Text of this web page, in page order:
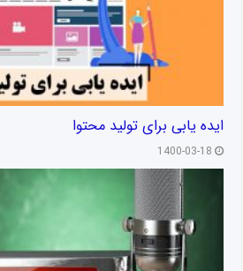
ایده یابی برای تولید محتوا
1400-03-18